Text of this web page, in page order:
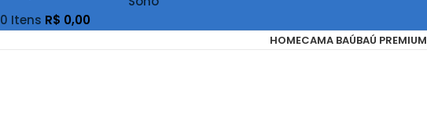
0 Itens R$ 0,00
HOMECAMA BAÚBAÚ PREMIUM